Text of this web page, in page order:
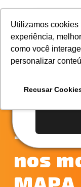
Utilizamos cookies
experiência,
como você
personalizar
Recusar
A Mastersul
Blog
E-books
–
nos